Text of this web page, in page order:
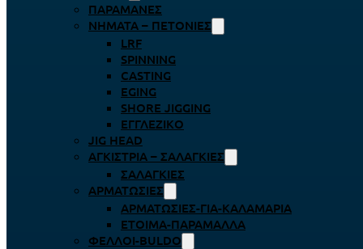
ΠΑΡΑΜΆΝΕΣ
ΝΉΜΑΤΑ – ΠΕΤΟΝΙΈΣ
LRF
SPINNING
CASTING
EGING
SHORE JIGGING
ΕΓΓΛΈΖΙΚΟ
JIG HEAD
ΑΓΚΊΣΤΡΙΑ – ΣΑΛΑΓΚΙΈΣ
ΣΑΛΑΓΚΙΈΣ
ΑΡΜΑΤΩΣΙΈΣ
ΑΡΜΑΤΩΣΙΈΣ-ΓΙΑ-ΚΑΛΑΜΆΡΙΑ
ΈΤΟΙΜΑ-ΠΑΡΆΜΑΛΛΑ
ΦΕΛΛΟΊ-BULDO